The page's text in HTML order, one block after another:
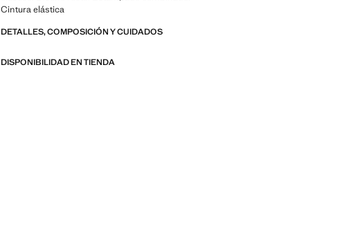
Cintura elástica
DETALLES, COMPOSICIÓN Y CUIDADOS
DISPONIBILIDAD EN TIENDA